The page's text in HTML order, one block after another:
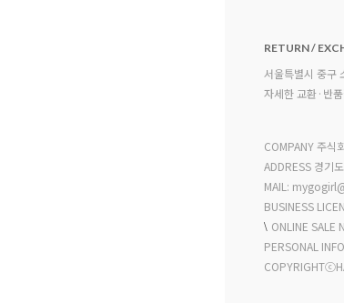
RETURN /
서울특별시 중구
자세한 교환·반
COMPANY 주식
ADDRESS 경기
MAIL:
BUSINESS
\ ONLINE SALE
PERSONAL